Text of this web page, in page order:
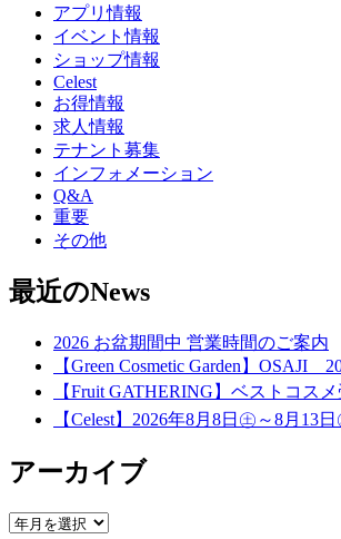
アプリ情報
イベント情報
ショップ情報
Celest
お得情報
求人情報
テナント募集
インフォメーション
Q&A
重要
その他
最近のNews
2026 お盆期間中 営業時間のご案内
【Green Cosmetic Garden】
【Fruit GATHERING】ベストコス
【Celest】2026年8月8日㊏～8月13
アーカイブ